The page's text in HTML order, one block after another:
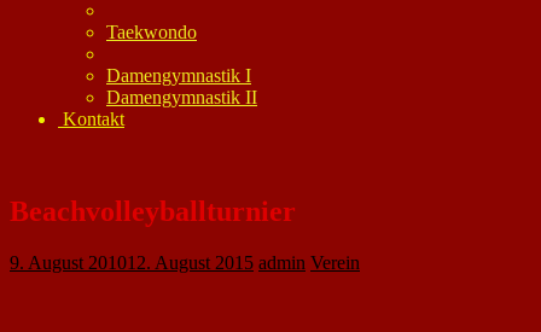
Taekwondo
Damengymnastik I
Damengymnastik II
Kontakt
Beachvolleyballturnier
9. August 201012. August 2015 admin Verein